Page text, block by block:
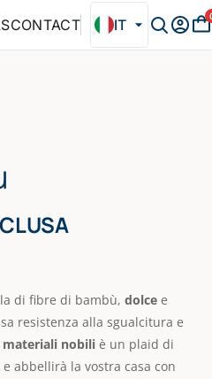
CONTACT IT
di fibre di bambù, dolce e
resistenza alla sgualcitura e
materiali nobili è un plaid di
abbellirà la vostra casa con